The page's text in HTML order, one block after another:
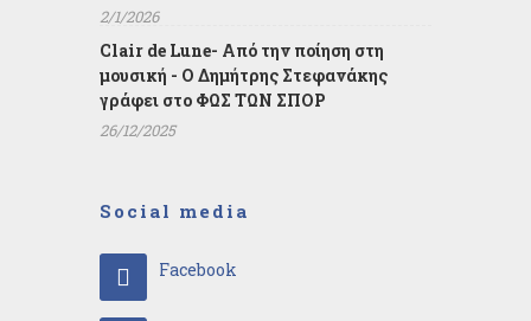
2/1/2026
Clair de Lune- Από την ποίηση στη
μουσική - Ο Δημήτρης Στεφανάκης
γράφει στο ΦΩΣ ΤΩΝ ΣΠΟΡ
26/12/2025
Social media
Facebook